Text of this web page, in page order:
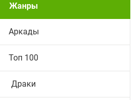
Жанры
Аркады
Топ 100
Драки